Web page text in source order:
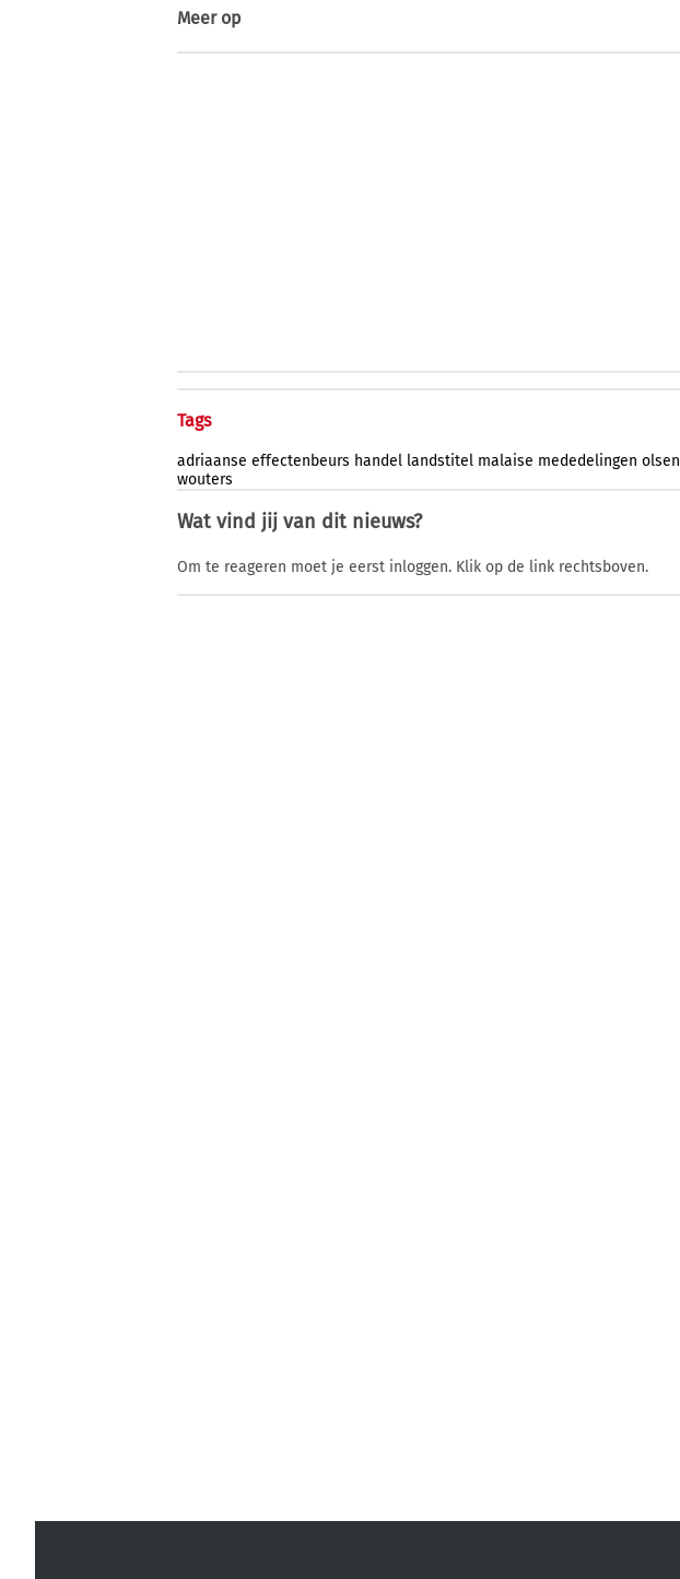
Meer op
Tags
adriaanse effectenbeurs handel landstitel malaise mededelingen olsen
wouters
Wat vind jij van dit nieuws?
Om te reageren moet je eerst inloggen. Klik op de link rechtsboven.